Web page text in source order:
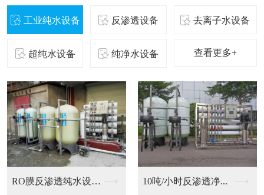
工业纯水设备 反渗透设备 去离子水设备
超纯水设备 纯净水设备 查看更多+
二级反渗透纯化水设备... 10吨/小时反渗透净...